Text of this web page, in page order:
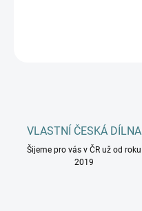
VLASTNÍ ČESKÁ DÍLNA
Šijeme pro vás v ČR už od roku
2019